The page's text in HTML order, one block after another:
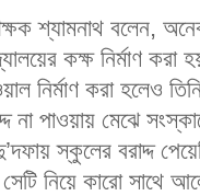
শ্যামনাথ বলেন,
কক্ষ নির্মাণ করা
নির্মাণ করা হলেও
না পাওয়ায় মেঝে
স্কুলের বরাদ্দ
নিয়ে কারো সাথে